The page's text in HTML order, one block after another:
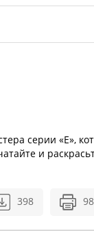
серии «Е»,
и
398